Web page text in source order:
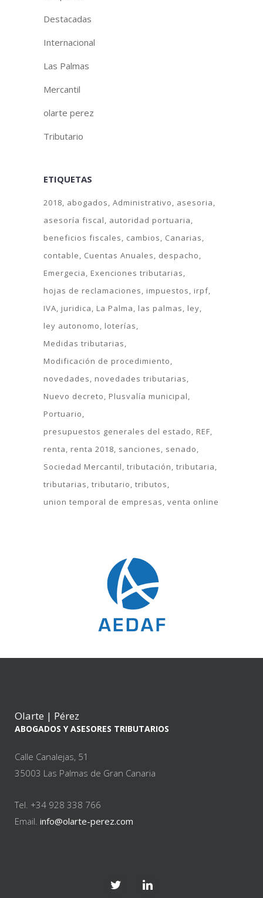
Destacadas
Internacional
Las Palmas
Mercantil
olarte perez
Tributario
ETIQUETAS
2018 abogados Administrativo
asesoria
asesoría fiscal
autoridad portuaria
beneficios fiscales
cambios
Canarias
contable
Cuentas Anuales
despacho
Emergecia
Exenciones tributarias
hojas de reclamaciones
impuestos
irpf
IVA juridica La Palma las palmas
ley
ley autonomo
loterías
Medidas tributarias
Modificación de procedimiento
novedades
novedades tributarias
Nuevo decreto
Plusvalía municipal
Portuario
presupuestos generales del estado
REF
renta
renta 2018 sanciones
senado
Sociedad Mercantil tributación tributaria
tributarias tributario tributos
union temporal de empresas venta online
Olarte | Pérez
ABOGADOS Y ASESORES TRIBUTARIOS
Calle Canalejas, 51
35003 Las Palmas de Gran Canaria
Tel. +34 928 338 766
Email. info@olarte-perez.com